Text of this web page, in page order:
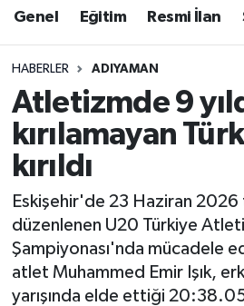
Genel Eğitim Resmi İlan
HABERLER ADIYAMAN
Atletizmde 9
kırılamayan
kırıldı
Eskişehir'de 23 Haziran 2026
düzenlenen U20 Türkiye
Şampiyonası'nda mücadele
atlet Muhammed Emir Işık,
yarışında elde ettiği
Güncel
Haberde insan
Kültür - Sanat
Magazin
Haber Arşivi